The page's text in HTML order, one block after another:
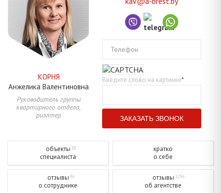
КОРНЯ
Анжелика Валентиновна
Руководитель группы
квартирного отдела,
риэлтер
Телефон
Введите слово на картинке*
объекты 38
специалиста
кратко
о себе
отзывы 96
о сотруднике
отзывы 1296
об агентстве